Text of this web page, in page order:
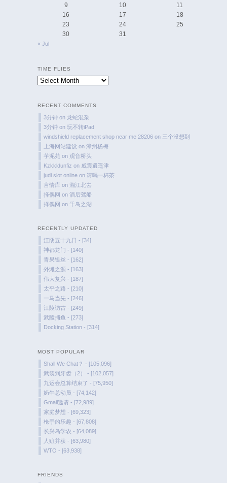
9
10
11
16
17
18
23
24
25
30
31
« Jul
TIME FLIES
Time
RECENT COMMENTS
3分钟 on 龙蛇混杂
3分钟 on玩不转iPad
windshield replacement shop near me 28206 on 三个没想到
上海网站建设 on漳州杨梅
芋泥苑 on 观音桥头
Kzkkldunfiz on 威震逍遥津
judi slot online on请喝一杯茶
言情库 on湘江北去
择偶网 on酒后驾船
择偶网 on千岛之湖
RECENTLY UPDATED
江阴五十九日 - [34]
神都龙门 - [140]
青果银丝 - [162]
外滩之源 - [163]
伟大复兴 - [187]
太平之路 - [210]
一马当先 - [246]
江陵访古 - [249]
武陵捕鱼 - [273]
Docking Station - [314]
MOST POPULAR
Shall We Chat？ - [105,096]
武装到牙齿（2） - [102,057]
九运会总算结束了 - [75,950]
奶牛总动员 - [74,142]
Gmail邀请 - [72,989]
家庭梦想 - [69,323]
枪手的乐趣 - [67,808]
长兴岛学农 - [64,089]
人赃并获 - [63,980]
WTO - [63,938]
FRIENDS